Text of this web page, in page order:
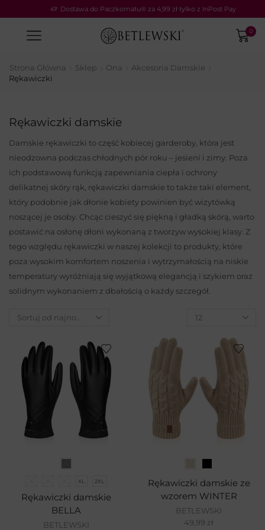
Dostawa do Paczkomatu® za 4,99 zł tylko z InPost Pay
0
Strona Główna Sklep Ona
Akcesoria Damskie
Rękawiczki
Rękawiczki damskie
Damskie rękawiczki to część kobiecej garderoby, która jest
nieodzowna podczas chłodnych pór roku – jesieni i zimy. Poza
ich podstawową funkcją zapewniania ciepła i ochrony
delikatnej skóry rąk, rękawiczki damskie to także taki element,
który podobnie jak dłonie kobiety powinien być wizytówką
noszącej je osoby. Chcąc cieszyć się piękną i gładką skórą, warto
postawić na osłonę dłoni wykonaną z tworzyw wysokiej klasy. Z
tego względu rękawiczki w naszej kolekcji to produkty, które
poza wysokim komfortem noszenia i wytrzymałością na niskie
temperatury wyróżniają się wyjątkową elegancją i szykiem oraz
solidnym wykonaniem z dbałością o każdy szczegół.
XL 2XL
Rękawiczki damskie
BELLA
BETLEWSKI
Rękawiczki damskie ze
wzorem WINTER
BETLEWSKI
49,99 zł